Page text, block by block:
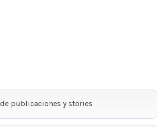
publicaciones y stories